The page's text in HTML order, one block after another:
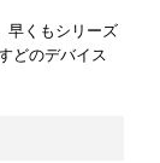
早くもシリーズ
どのデバイス